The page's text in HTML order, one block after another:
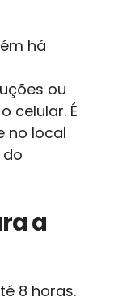
há
ou
celular. É
no local
a
8 horas.